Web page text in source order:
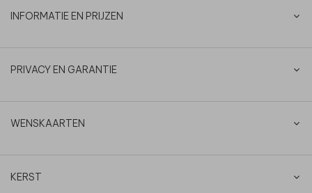
INFORMATIE EN PRIJZEN
PRIVACY EN GARANTIE
WENSKAARTEN
KERST